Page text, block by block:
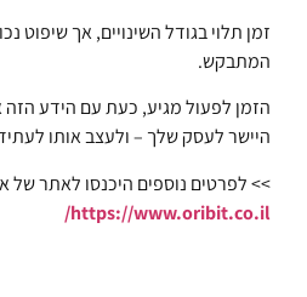
זמן תלוי בגודל השינויים, אך שיפוט
המתבקש.
הזמן לפעול מגיע, כעת עם הידע
היישר לעסק שלך – ולעצב אותו
>> לפרטים נוספים היכנסו לאתר של
https://www.oribit.co.il/